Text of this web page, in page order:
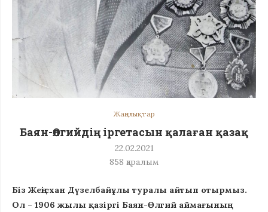
Жаңалықтар
Баян-Өлгийдің іргетасын қалаған қазақ
22.02.2021
858 қаралым
Біз Жеңісхан Дүзелбайұлы туралы айтып отырмыз.
Ол – 1906 жылы қазіргі Баян-Өлгий аймағының